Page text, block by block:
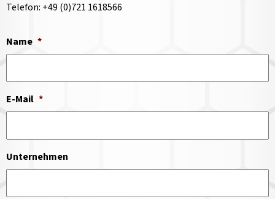
Telefon: +49 (0)721 1618566
Name *
E-Mail *
Unternehmen